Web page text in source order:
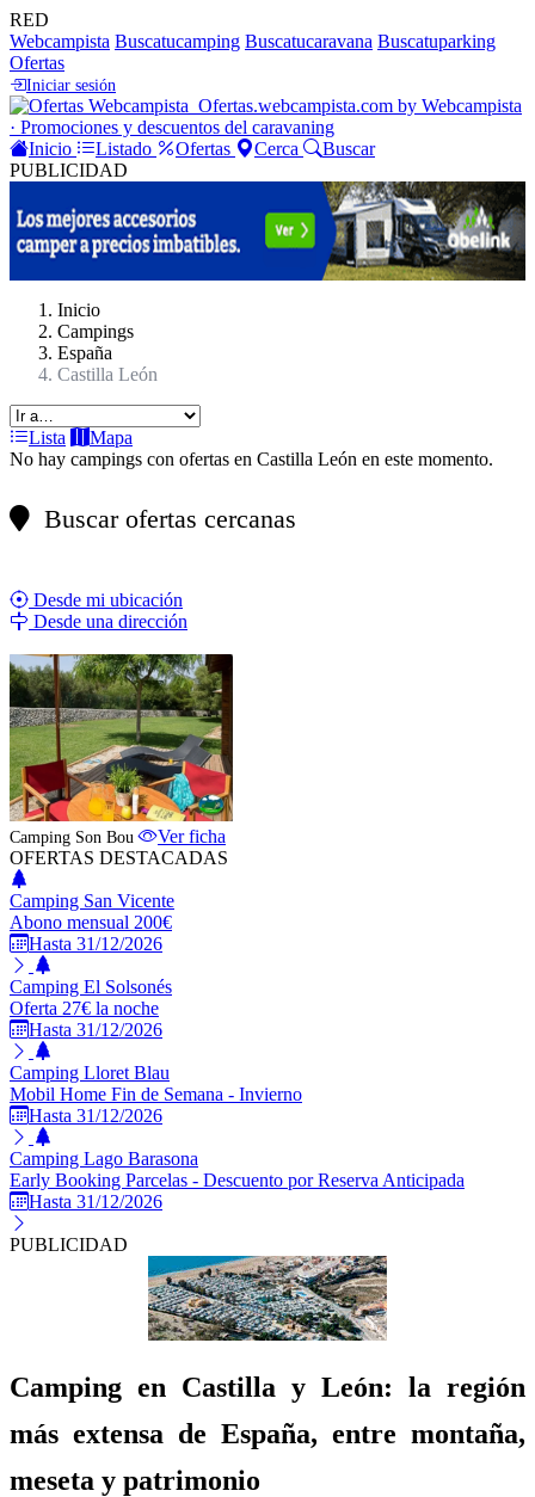
RED
Webcampista Buscatucamping Buscatucaravana Buscatuparking
Ofertas
Iniciar sesión
Ofertas.webcampista.com by Webcampista
· Promociones y descuentos del caravaning
Inicio
Listado Ofertas Cerca
Buscar
PUBLICIDAD
Inicio
Campings
España
Castilla León
Lista
Mapa
No hay campings con ofertas en Castilla León en este momento.
Buscar ofertas cercanas
Desde mi ubicación
Desde una dirección
Camping Son Bou
Ver ficha
OFERTAS DESTACADAS
Camping San Vicente
Abono mensual 200€
Hasta 31/12/2026
Camping El Solsonés
Oferta 27€ la noche
Hasta 31/12/2026
Camping Lloret Blau
Mobil Home Fin de Semana - Invierno
Hasta 31/12/2026
Camping Lago Barasona
Early Booking Parcelas - Descuento por Reserva Anticipada
Hasta 31/12/2026
PUBLICIDAD
Camping en Castilla y León: la región
más extensa de España, entre montaña,
meseta y patrimonio